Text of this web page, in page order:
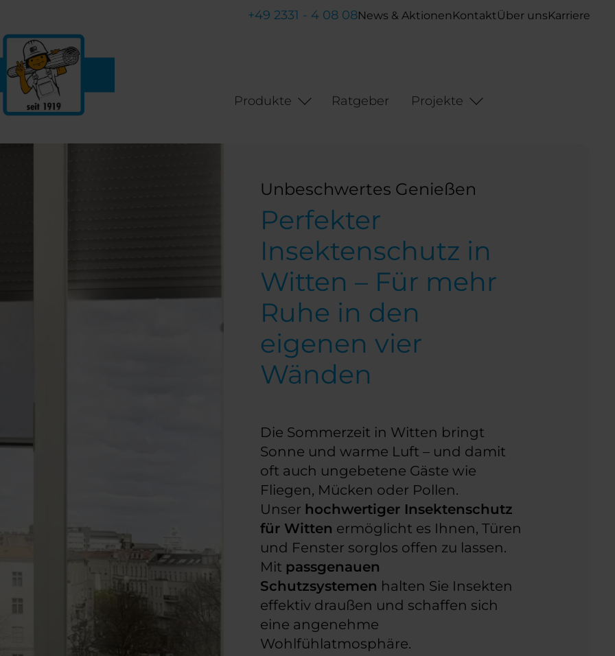
+49 2331 - 4 08 08News & Aktionen KontaktÜber unsKarriere
Produkte
Ratgeber Projekte
Unbeschwertes Genießen
Perfekter
Insektenschutz in
Witten – Für mehr
Ruhe in den
eigenen vier
Wänden
Die Sommerzeit in Witten bringt
Sonne und warme Luft – und damit
oft auch ungebetene Gäste wie
Fliegen, Mücken oder Pollen.
Unser hochwertiger Insektenschutz
für Witten ermöglicht es Ihnen, Türen
und Fenster sorglos offen zu lassen.
Mit passgenauen
Schutzsystemen halten Sie Insekten
effektiv draußen und schaffen sich
eine angenehme
Wohlfühlatmosphäre.